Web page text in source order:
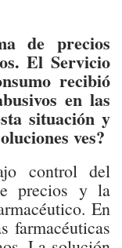
de precios
El Servicio
recibió
en las
situación y
ves?
control del
precios y la
En
farmacéuticas